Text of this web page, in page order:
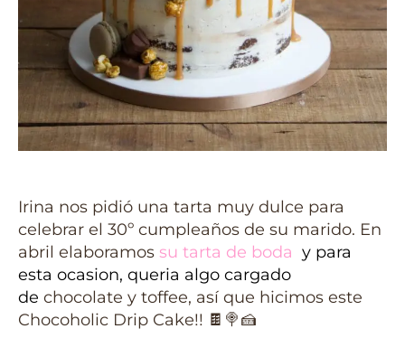
Irina nos pidió una tarta muy dulce para
celebrar el 30º cumpleaños de su marido. En
abril elaboramos su tarta de boda y para
esta ocasion, queria algo cargado
de chocolate y toffee, así que hicimos este
Chocoholic Drip Cake!! 🍫 🍭🍰